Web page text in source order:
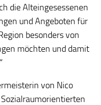
die Alteingesessenen
und Angeboten für
besonders von
möchten und damit
von Nico